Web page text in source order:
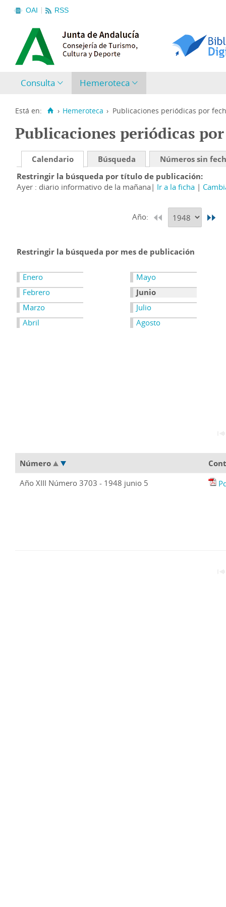
OAI RSS
Consulta Hemeroteca
Está en: › Hemeroteca › Publicaciones periódicas por
Publicaciones periódicas
Calendario Búsqueda
Números sin
Restringir la búsqueda por título de publicación
Ayer : diario informativo de la mañana
Ir a la ficha
Año:
Restringir la búsqueda por mes de publicación
Enero
Febrero
Marzo
Abril
Mayo
Junio
Julio
Agosto
Número
Año XIII Número 3703 - 1948 junio 5